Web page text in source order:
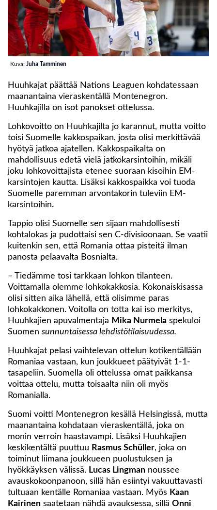
Kuva: Juha Tamminen
Huuhkajat päättää Nations Leaguen kohdatessaan
maanantaina vieraskentällä Montenegron.
Huuhkajilla on isot panokset ottelussa.
Lohkovoitto on Huuhkajilta jo karannut, mutta voitto
toisi Suomelle kakkospaikan, josta olisi merkittävää
hyötyä jatkoa ajatellen. Kakkospaikalta on
mahdollisuus edetä vielä jatkokarsintoihin, mikäli
joku lohkovoittajista etenee suoraan kisoihin EM-
karsintojen kautta. Lisäksi kakkospaikka voi tuoda
Suomelle paremman arvontakorin tuleviin EM-
karsintoihin.
Tappio olisi Suomelle sen sijaan mahdollisesti
kohtalokas ja pudottaisi sen C-divisioonaan. Se vaatii
kuitenkin sen, että Romania ottaa pisteitä ilman
panosta pelaavalta Bosnialta.
– Tiedämme tosi tarkkaan lohkon tilanteen.
Voittamalla olemme lohkokakkosia. Kokonaiskisassa
olisi sitten aika lähellä, että olisimme paras
lohkokakkonen. Voitolla on totta kai iso merkitys,
Huuhkajien apuvalmentaja Mika Nurmela spekuloi
Suomen sunnuntaisessa lehdistötilaisuudessa.
Huuhkajat pelasi vaihtelevan ottelun kotikentällään
Romaniaa vastaan, kun joukkueet päätyivät 1-1-
tasapeliin. Suomella oli ottelussa omat paikkansa
voittaa ottelu, mutta toisaalta niin oli myös
Romanialla.
Suomi voitti Montenegron kesällä Helsingissä, mutta
maanantaina kohdataan vieraskentällä, joka on
monin verroin haastavampi. Lisäksi Huuhkajien
keskikentältä puuttuu Rasmus Schüller, joka on
toiminut liimana joukkueen puolustuksen ja
hyökkäyksen välissä. Lucas Lingman noussee
avauskokoonpanoon, sillä hän esiintyi vakuuttavasti
tultuaan kentälle Romaniaa vastaan. Myös Kaan
Kairinen saatetaan nähdä avauksessa, sillä Onni